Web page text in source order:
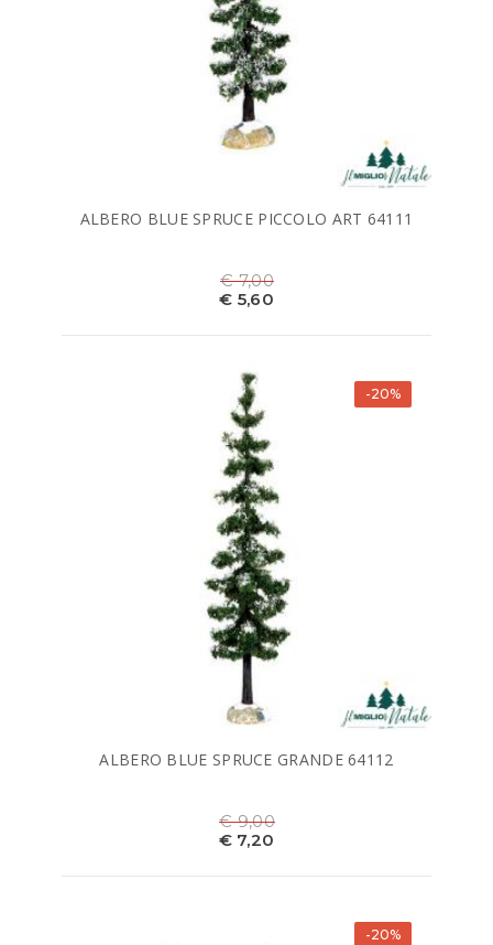
ALBERO BLUE SPRUCE PICCOLO ART 64111
€ 7,00
€ 5,60
-20%
ALBERO BLUE SPRUCE GRANDE 64112
€ 9,00
€ 7,20
-20%